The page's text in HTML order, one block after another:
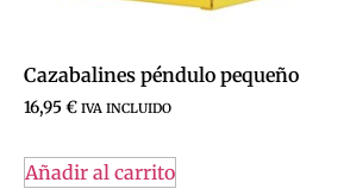
Cazabalines péndulo pequeño
16,95€ IVA INCLUIDO
Añadir al carrito